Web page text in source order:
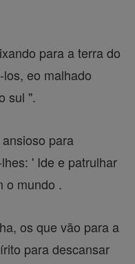
para a terra do
eo malhado
sul ".
para
' Ide e patrulhar
o mundo .
os que vão para a
para descansar